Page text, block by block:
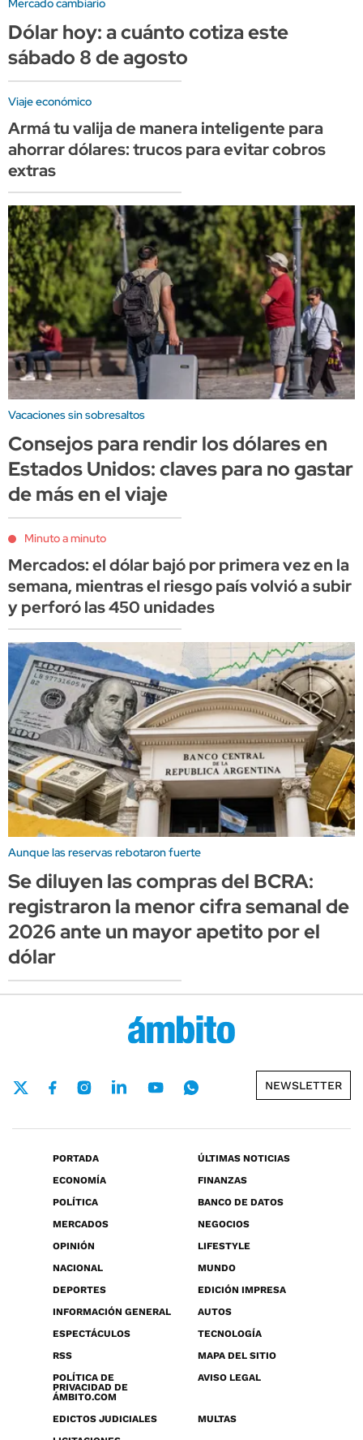
Mercado cambiario
Dólar hoy: a cuánto cotiza este
sábado 8 de agosto
Viaje económico
Armá tu valija de manera inteligente para
ahorrar dólares: trucos para evitar cobros
extras
Vacaciones sin sobresaltos
Consejos para rendir los dólares en
Estados Unidos: claves para no gastar
de más en el viaje
Minuto a minuto
Mercados: el dólar bajó por primera vez en la
semana, mientras el riesgo país volvió a subir
y perforó las 450 unidades
Aunque las reservas rebotaron fuerte
Se diluyen las compras del BCRA:
registraron la menor cifra semanal de
2026 ante un mayor apetito por el
dólar
NEWSLETTER
PORTADA
ÚLTIMAS NOTICIAS
ECONOMÍA
FINANZAS
POLÍTICA
BANCO DE DATOS
MERCADOS
NEGOCIOS
OPINIÓN
LIFESTYLE
NACIONAL
MUNDO
DEPORTES
EDICIÓN IMPRESA
INFORMACIÓN GENERAL
AUTOS
ESPECTÁCULOS
TECNOLOGÍA
RSS
MAPA DEL SITIO
POLÍTICA DE
PRIVACIDAD DE
ÁMBITO.COM
AVISO LEGAL
EDICTOS JUDICIALES
MULTAS